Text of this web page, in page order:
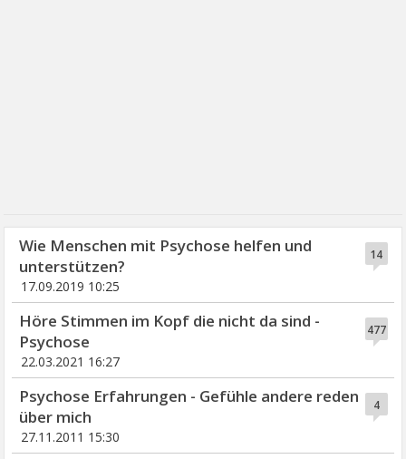
14
Wie Menschen mit Psychose helfen und
unterstützen?
17.09.2019 10:25
477
Höre Stimmen im Kopf die nicht da sind -
Psychose
22.03.2021 16:27
4
Psychose Erfahrungen - Gefühle andere reden
über mich
27.11.2011 15:30